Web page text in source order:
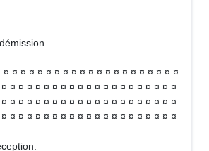
¤ ¤ ¤ ¤ ¤ ¤ ¤ ¤ ¤ ¤ ¤ ¤ ¤ ¤ ¤ ¤ ¤ ¤ ¤ ¤
¤ ¤ ¤ ¤ ¤ ¤ ¤ ¤ ¤ ¤ ¤ ¤ ¤ ¤ ¤ ¤ ¤ ¤ ¤ ¤
¤ ¤ ¤ ¤ ¤ ¤ ¤ ¤ ¤ ¤ ¤ ¤ ¤ ¤ ¤ ¤ ¤ ¤ ¤ ¤
¤ ¤ ¤ ¤ ¤ ¤ ¤ ¤ ¤ ¤ ¤ ¤ ¤ ¤ ¤ ¤ ¤ ¤ ¤ ¤